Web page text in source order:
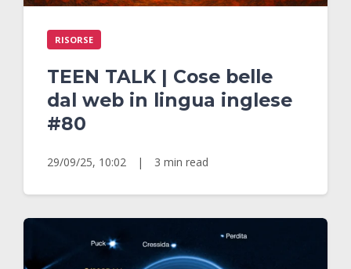
RISORSE
TEEN TALK | Cose belle
dal web in lingua inglese
#80
29/09/25, 10:02 | 3 min read